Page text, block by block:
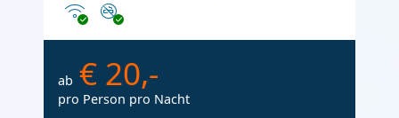
InternetNichtraucher
ab € 20,-
pro Person pro Nacht